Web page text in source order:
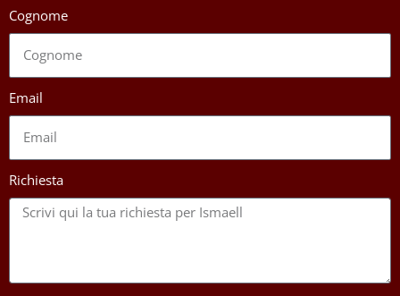
Cognome
Email
Richiesta